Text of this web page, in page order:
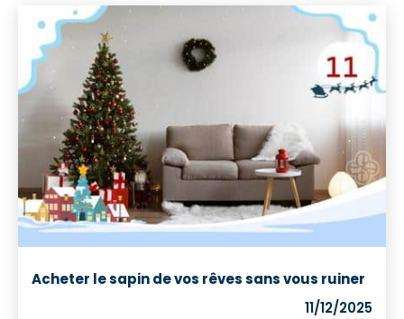
Acheter le sapin de vos rêves sans vous ruiner
11/12/2025